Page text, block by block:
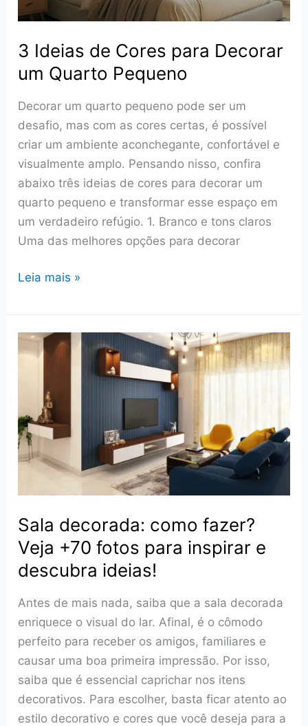
3 Ideias de Cores para Decorar
um Quarto Pequeno
Decorar um quarto pequeno pode ser um
desafio, mas com as cores certas, é possível
criar um ambiente aconchegante, confortável e
visualmente amplo. Pensando nisso, confira
abaixo três ideias de cores para decorar um
quarto pequeno e transformar esse espaço em
um verdadeiro refúgio. 1. Branco e tons claros
Uma das melhores opções para decorar
3
de
Cores
para
Quarto
Pequeno
Leia mais »
Sala decorada: como fazer?
Veja +70 fotos para inspirar e
descubra ideias!
Antes de mais nada, saiba que a sala decorada
enriquece o visual do lar. Afinal, é o cômodo
perfeito para receber os amigos, familiares e
causar uma boa primeira impressão. Por isso,
saiba que é essencial caprichar nos itens
decorativos. Para escolher, basta ficar atento ao
estilo decorativo e cores que você deseja para a